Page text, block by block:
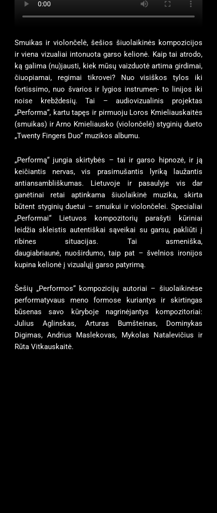
Smuikas ir violončelė, šešios šiuolaikinės kompozicijos
ir viena vizualiai intonuota garso kelionė. Kaip tai atrodo,
ką galima (nu)jausti, kiek mūsų vaizduotė artima girdimai,
čiuopiamai, regimai tikrovei? Nuo visiškos tylos iki
fortissimo, nuo švarios ir lygios instrumen- to linijos iki
noise krebždesių. Tai –audiovizualinis projektas
„Performa“, kartu tapęs ir pirmuoju Loros Kmieliauskaitės
(smuikas) ir Arno Kmieliausko (violončelė) styginių dueto
„Twenty Fingers Duo“ muzikos albumu.
„Performą“ jungia skirtybės – tai ir garso hipnozė, ir ją
keičiantis nervas, vis prasimušantis lyriką l aužantis
antiansambliškumas. Lietuvoje ir pasaulyje vis dar
ganėtinai retai aptinkama šiuolaikinė muzika, skirta
būtent styginiųduetui – smuikui ir violončelei. Specialiai
„Performai“ Lietuvos kompozitorių parašyti kūriniai
leidžiaskleistis autentiškai sąveikai su garsu, pakliūti į
ribines situacijas. Tai asmeniška,
daugiabriaunė, nuoširdumo, taip pat – švelnios ironijos
kupina kelionė į vizualųjį garso patyrimą.
Šešių „Performos“ kompozicijų autoriai – šiuolaikinėse
performatyvaus meno formose kuriantys ir skirtingas
būsenas savo kūryboje nagrinėjantys kompozitoriai:
Julius Aglinskas, Arturas Bumšteinas, Dominykas
Digimas, Andrius Maslekovas, Mykolas Natalevičius ir
Rūta Vitkauskaitė.